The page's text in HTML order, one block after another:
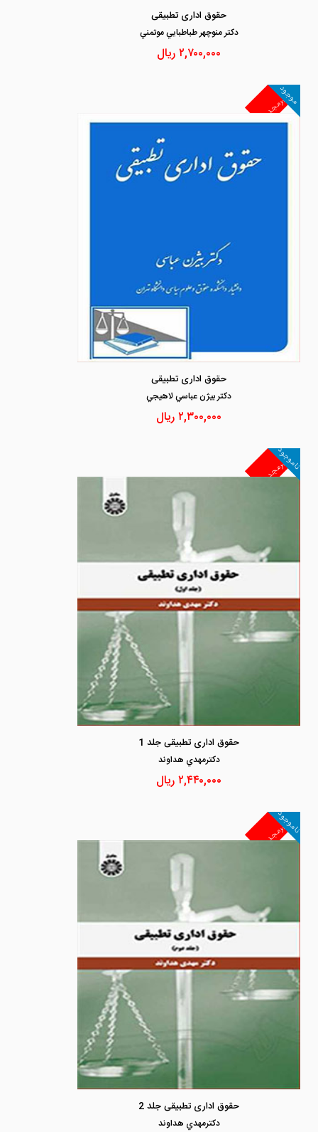
حقوق اداری تطبیقی
دكتر منوچهر طباطبايي موتمني
۲,۷۰۰,۰۰۰ریال
غیرمجد
موجود
حقوق اداری تطبیقی
دكتر بيژن عباسي لاهيجي
۲,۳۰۰,۰۰۰ریال
غیرمجد
ناموجود
حقوق اداری تطبیقی جلد 1
دكترمهدي هداوند
۲,۴۴۰,۰۰۰ریال
غیرمجد
ناموجود
حقوق اداری تطبیقی جلد 2
دكترمهدي هداوند